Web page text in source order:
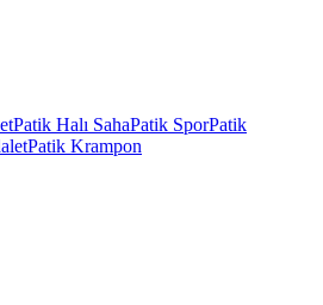
Patik Halı SahaPatik SporPatik
Patik Krampon